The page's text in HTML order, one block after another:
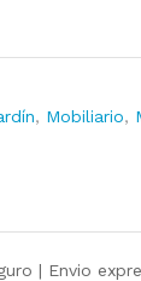
, Mobiliario,
| Envio